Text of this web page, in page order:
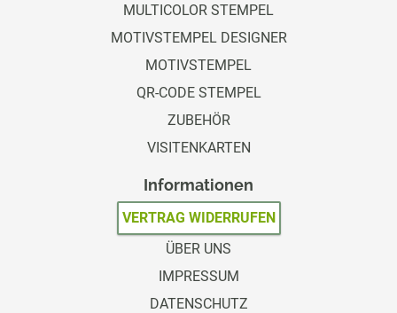
MULTICOLOR STEMPEL
MOTIVSTEMPEL DESIGNER
MOTIVSTEMPEL
QR-CODE STEMPEL
ZUBEHÖR
VISITENKARTEN
Informationen
VERTRAG WIDERRUFEN
ÜBER UNS
IMPRESSUM
DATENSCHUTZ